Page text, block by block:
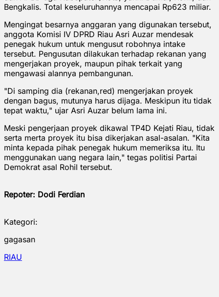
Bengkalis. Total keseluruhannya mencapai Rp623 miliar.
Mengingat besarnya anggaran yang digunakan tersebut,
anggota Komisi IV DPRD Riau Asri Auzar mendesak
penegak hukum untuk mengusut robohnya intake
tersebut. Pengusutan dilakukan terhadap rekanan yang
mengerjakan proyek, maupun pihak terkait yang
mengawasi alannya pembangunan.
"Di samping dia (rekanan,red) mengerjakan proyek
dengan bagus, mutunya harus dijaga. Meskipun itu tidak
tepat waktu," ujar Asri Auzar belum lama ini.
Meski pengerjaan proyek dikawal TP4D Kejati Riau, tidak
serta merta proyek itu bisa dikerjakan asal-asalan. "Kita
minta kepada pihak penegak hukum memeriksa itu. Itu
menggunakan uang negara lain," tegas politisi Partai
Demokrat asal Rohil tersebut.
Repoter: Dodi Ferdian
Kategori:
gagasan
RIAU